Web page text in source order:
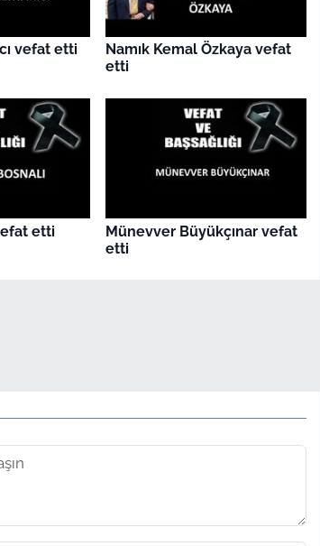
vefat etti
Namık Kemal Özkaya vefat
etti
etti
Münevver Büyükçınar vefat
etti